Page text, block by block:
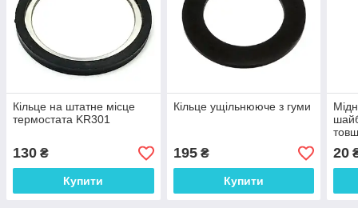
Кільце на штатне місце
термостата KR301
130 ₴
Купити
Кільце ущільнююче з гуми
195₴
Купити
20